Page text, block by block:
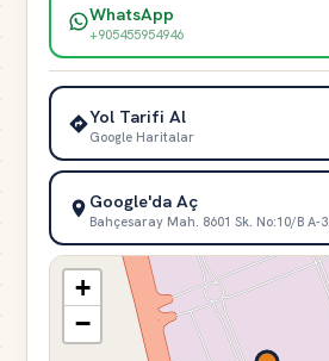
WhatsApp
+905455954946
Yol Tarifi Al
Google Haritalar
Google'da Aç
Bahçesaray Mah. 8601 Sk. No:10/B A-3…
+
−